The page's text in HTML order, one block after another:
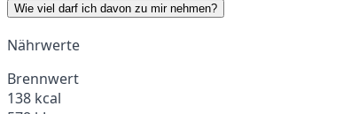
Wie viel darf ich davon zu mir nehmen?
Nährwerte
Brennwert
138 kcal